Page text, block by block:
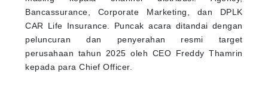
Bancassurance, Corporate Marketing, dan DPLK
CAR Life Insurance. Puncak acara ditandai dengan
peluncuran dan penyerahan resmi target
perusahaan tahun 2025 oleh CEO Freddy Thamrin
kepada para Chief Officer.